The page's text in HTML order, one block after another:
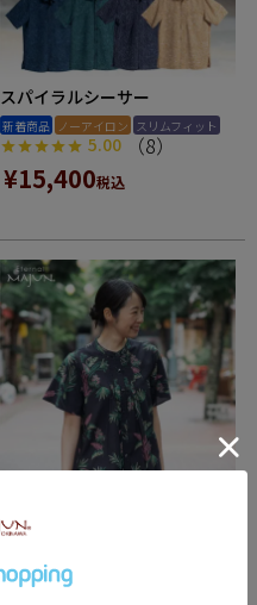
スパイラルシーサー
新着商品 ノーアイロン スリムフィット
5.00 （8）
¥15,400税込